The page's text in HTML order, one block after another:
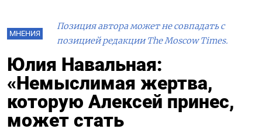
МНЕНИЯ
Позиция автора может не совпадать с
позицией редакции The Moscow Times.
Юлия Навальная:
«Немыслимая жертва,
которую Алексей принес,
может стать